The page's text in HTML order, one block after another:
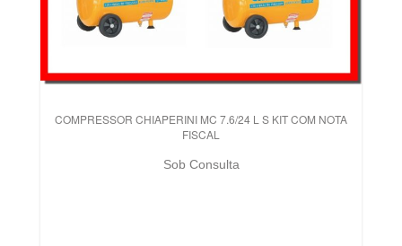
COMPRESSOR CHIAPERINI MC 7.6/24 L S KIT COM NOTA
FISCAL
Sob Consulta